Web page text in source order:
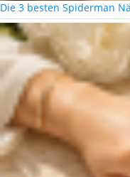
Die 3 besten Spiderman